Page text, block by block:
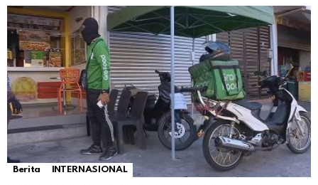
Berita INTERNASIONAL